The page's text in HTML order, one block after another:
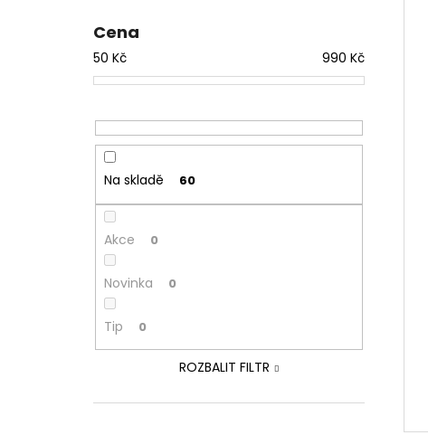
Cena
50 Kč 990 Kč
Na skladě 60
Akce 0
Novinka 0
Tip 0
ROZBALIT FILTR